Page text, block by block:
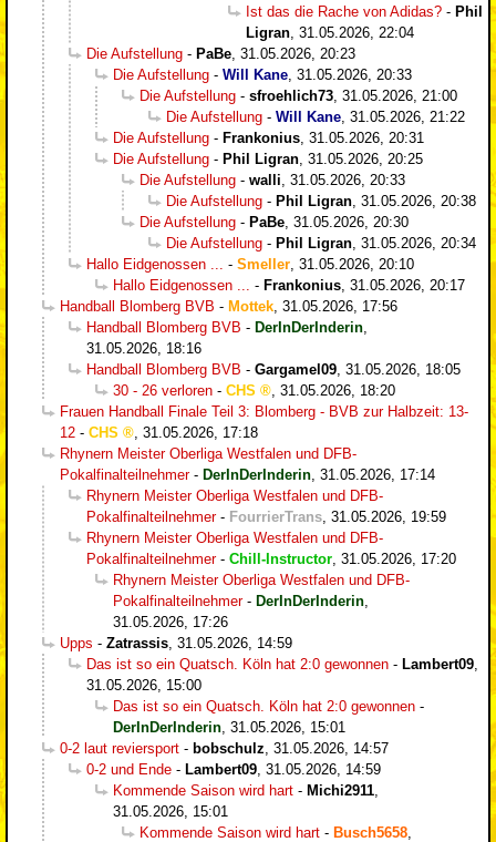
Ist das die Rache von Adidas? - Phil
Ligran 31.05.2026, 22:04
Die Aufstellung - PaBe 31.05.2026, 20:23
Die Aufstellung - Will Kane 31.05.2026, 20:33
Die Aufstellung - sfroehlich73 31.05.2026, 21:00
Die Aufstellung - Will Kane 31.05.2026, 21:22
Die Aufstellung - Frankonius 31.05.2026, 20:31
Die Aufstellung - Phil Ligran 31.05.2026, 20:25
Die Aufstellung - walli 31.05.2026, 20:33
Die Aufstellung - Phil Ligran 31.05.2026, 20:38
Die Aufstellung - PaBe 31.05.2026, 20:30
Die Aufstellung - Phil Ligran 31.05.2026, 20:34
Hallo Eidgenossen ...
- Smeller 31.05.2026, 20:10
Hallo Eidgenossen ...
- Frankonius 31.05.2026, 20:17
Handball Blomberg BVB - Mottek 31.05.2026, 17:56
Handball Blomberg BVB - DerInDerInderin
31.05.2026, 18:16
Handball Blomberg BVB - Gargamel09 31.05.2026, 18:05
30 - 26 verloren - CHS
31.05.2026, 18:20
Frauen Handball Finale Teil 3: Blomberg - BVB zur Halbzeit: 13-
12 - CHS
31.05.2026, 17:18
Rhynern Meister Oberliga Westfalen und DFB-
Pokalfinalteilnehmer- DerInDerInderin 31.05.2026, 17:14
Rhynern Meister Oberliga Westfalen und DFB-
Pokalfinalteilnehmer- FourrierTrans 31.05.2026, 19:59
Rhynern Meister Oberliga Westfalen und DFB-
Pokalfinalteilnehmer- Chill-Instructor 31.05.2026, 17:20
Rhynern Meister Oberliga Westfalen und DFB-
Pokalfinalteilnehmer- DerInDerInderin
31.05.2026, 17:26
Upps - Zatrassis 31.05.2026, 14:59
Das ist so ein Quatsch. Köln hat 2:0 gewonnen - Lambert09
31.05.2026, 15:00
Das ist so ein Quatsch. Köln hat 2:0 gewonnen -
DerInDerInderin 31.05.2026, 15:01
0-2 laut reviersport - bobschulz 31.05.2026, 14:57
0-2 und Ende - Lambert09 31.05.2026, 14:59
Kommende Saison wird hart - Michi2911
31.05.2026, 15:01
Kommende Saison wird hart - Busch5658